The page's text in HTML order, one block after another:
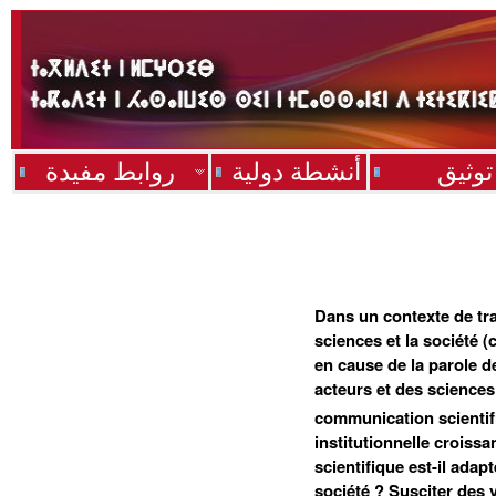
روابط مفيدة أنشطة دولية توثيق
Dans un contexte de
sciences et la société
en cause de la parole
acteurs et des
communication
institutionnelle
scientifique est-il
société ? Susciter des